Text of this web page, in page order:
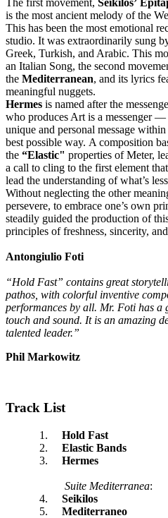
is the most ancient melody of the
This has been the most emotional
studio. It was extraordinarily sung
Greek, Turkish, and Arabic. This
an Italian Song, the second
the Mediterranean, and its lyrics
meaningful nuggets.
Hermes is named after the
who produces Art is a messenger —
unique and personal message
best possible way. A composition
the “Elastic" properties of Meter,
a call to cling to the first element
lead the understanding of what’s
Without neglecting the other
persevere, to embrace one’s own
steadily guided the production of
principles of freshness, sincerity,
Antongiulio Foti
“Hold Fast” contains great
pathos, with colorful inventive
performances by all. Mr. Foti has a
touch and sound. It is an amazing
talented leader.”
Phil Markowitz
Track List
1.
Hold Fast
2.
Elastic Bands
3.
Hermes
Suite Mediterranea:
4.
Seikilos
5.
Mediterraneo